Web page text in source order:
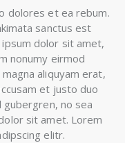
dolores et ea rebum.
sanctus est
dolor sit amet,
nonumy eirmod
aliquyam erat,
et justo duo
no sea
sit amet. Lorem
elitr.